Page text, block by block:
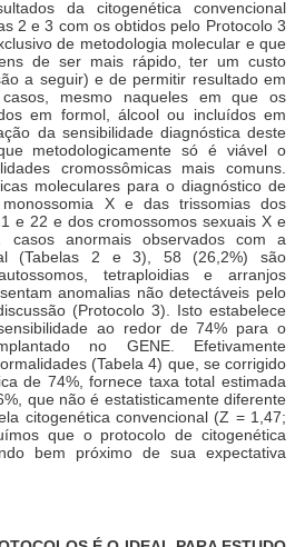
da citogenética convencional
2 e 3 com os obtidos pelo Protocolo 3
de metodologia molecular e que
de ser mais rápido, ter um custo
a seguir) e de permitir resultado em
mesmo naqueles em que os
em formol, álcool ou incluídos em
da sensibilidade diagnóstica deste
metodologicamente só é viável o
cromossômicas mais comuns.
moleculares para o diagnóstico de
X e das trissomias dos
e 22 e dos cromossomos sexuais X e
anormais observados com a
(Tabelas 2 e 3), 58 (26,2%) são
tetraploidias e arranjos
anomalias não detectáveis pelo
(Protocolo 3). Isto estabelece
ao redor de 74% para o
no GENE. Efetivamente
(Tabela 4) que, se corrigido
de 74%, fornece taxa total estimada
que não é estatisticamente diferente
citogenética convencional (Z = 1,47;
que o protocolo de citogenética
bem próximo de sua expectativa